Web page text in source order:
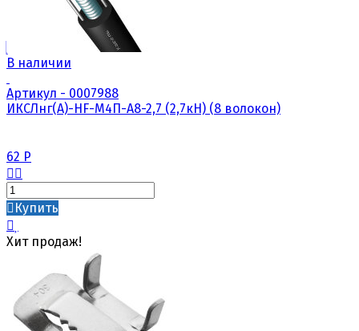
В наличии
Артикул - 0007988
ИКСЛнг(А)-HF-М4П-А8-2,7 (2,7кН) (8 волокон)
62 Р
Купить
Хит продаж!